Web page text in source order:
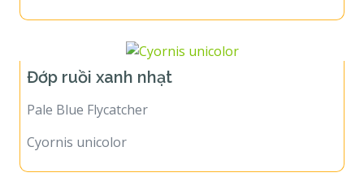
Đớp ruồi xanh nhạt
Pale Blue Flycatcher
Cyornis unicolor